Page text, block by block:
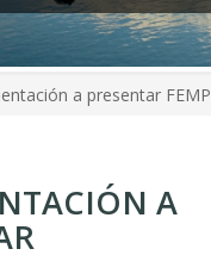
a presentar FEMP
A